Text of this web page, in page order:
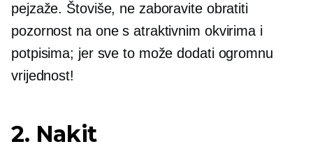
pejzaže. Štoviše, ne zaboravite obratiti
pozornost na one s atraktivnim okvirima i
potpisima; jer sve to može dodati ogromnu
vrijednost!
2. Nakit